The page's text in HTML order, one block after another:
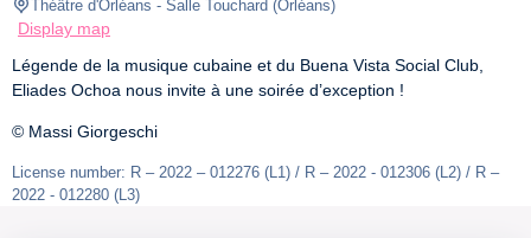
Théâtre d'Orléans - Salle Touchard (Orléans)
Display map
Légende de la musique cubaine et du Buena Vista Social Club,
Eliades Ochoa nous invite à une soirée d’exception !
© Massi Giorgeschi
License number: R – 2022 – 012276 (L1) / R – 2022 - 012306 (L2) / R –
2022 - 012280 (L3)